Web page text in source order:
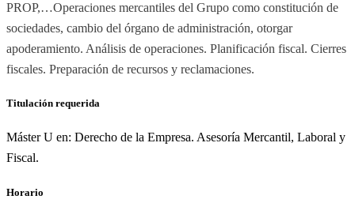
PROP,…Operaciones mercantiles del Grupo como constitución de
sociedades, cambio del órgano de administración, otorgar
apoderamiento. Análisis de operaciones. Planificación fiscal. Cierres
fiscales. Preparación de recursos y reclamaciones.
Titulación requerida
Máster U en: Derecho de la Empresa. Asesoría Mercantil, Laboral y
Fiscal.
Horario